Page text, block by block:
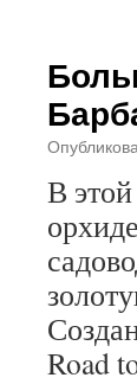
В
Road